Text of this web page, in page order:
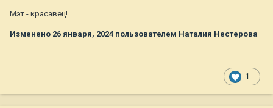
Мэт - красавец!
Изменено 26 января, 2024 пользователем Наталия Нестерова
1